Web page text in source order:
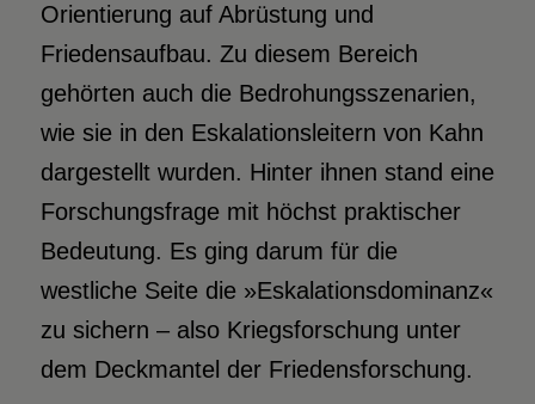
Orientierung auf Abrüstung und
Friedensaufbau. Zu diesem Bereich
gehörten auch die Bedrohungsszenarien,
wie sie in den Eskalationsleitern von Kahn
dargestellt wurden. Hinter ihnen stand eine
Forschungsfrage mit höchst praktischer
Bedeutung. Es ging darum für die
westliche Seite die »Eskalationsdominanz«
zu sichern – also Kriegsforschung unter
dem Deckmantel der Friedensforschung.